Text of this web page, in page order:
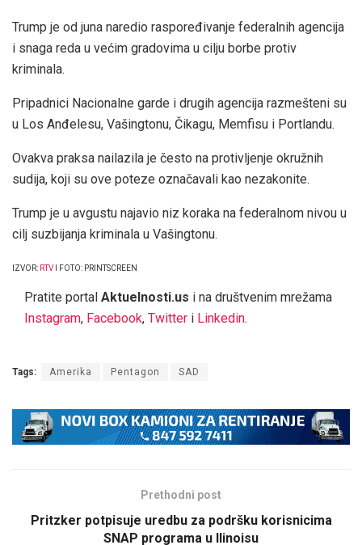
Trump je od juna naredio raspoređivanje federalnih agencija
i snaga reda u većim gradovima u cilju borbe protiv
kriminala.
Pripadnici Nacionalne garde i drugih agencija razmešteni su
u Los Anđelesu, Vašingtonu, Čikagu, Memfisu i Portlandu.
Ovakva praksa nailazila je često na protivljenje okružnih
sudija, koji su ove poteze označavali kao nezakonite.
Trump je u avgustu najavio niz koraka na federalnom nivou u
cilj suzbijanja kriminala u Vašingtonu.
IZVOR: RTV I FOTO: PRINTSCREEN
Pratite portal Aktuelnosti.us i na društvenim mrežama
Instagram, Facebook, Twitter i Linkedin.
Tags: Amerika Pentagon SAD
Prethodni post
Pritzker potpisuje uredbu za podršku korisnicima
SNAP programa u Ilinoisu